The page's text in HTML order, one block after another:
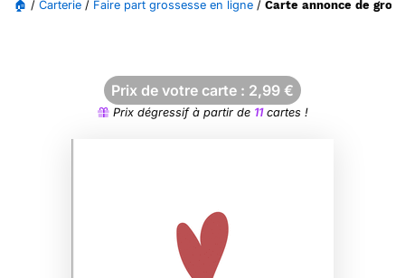
🏠 / Carterie / Faire part grossesse en ligne / Carte annonce de
Prix de votre carte : 2,99 €
Prix dégressif à partir de 11cartes !